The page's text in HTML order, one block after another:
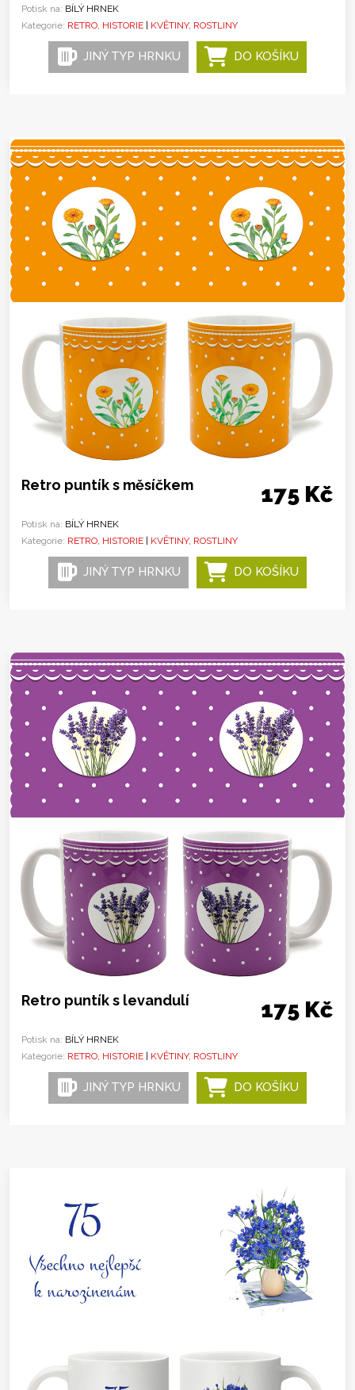
Potisk na: BÍLÝ HRNEK
Kategorie: RETRO, HISTORIE KVĚTINY, ROSTLINY
JINÝ TYP HRNKU DO KOŠÍKU
Retro puntík s měsíčkem 175 Kč
Potisk na: BÍLÝ HRNEK
Kategorie: RETRO, HISTORIE KVĚTINY, ROSTLINY
JINÝ TYP HRNKU DO KOŠÍKU
Retro puntík s levandulí 175 Kč
Potisk na: BÍLÝ HRNEK
Kategorie: RETRO, HISTORIE KVĚTINY, ROSTLINY
JINÝ TYP HRNKU DO KOŠÍKU